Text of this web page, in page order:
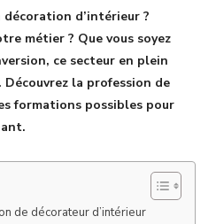
d’intérieur ?
métier ? Que vous soyez
ce secteur en plein
la profession de
formations possibles pour
de décorateur d’intérieur